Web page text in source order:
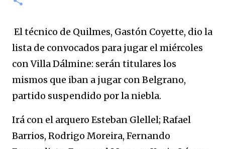
El técnico de Quilmes, Gastón Coyette, dio la
lista de convocados para jugar el miércoles
con Villa Dálmine: serán titulares los
mismos que iban a jugar con Belgrano,
partido suspendido por la niebla.
Irá con el arquero Esteban Glellel; Rafael
Barrios, Rodrigo Moreira, Fernando